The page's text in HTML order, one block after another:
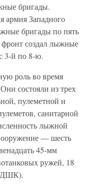
бригады.
армия Западного
бригады по пять
фронт создал лыжные
3-й по 8-ю.
роль во время
состояли из трех
пулеметной и
санитарной
лыжной
— шесть
45-мм
ружей, 18
(ДШК).